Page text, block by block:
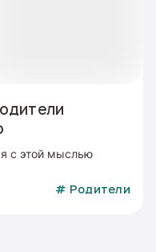
с этой мыслью
# Родители